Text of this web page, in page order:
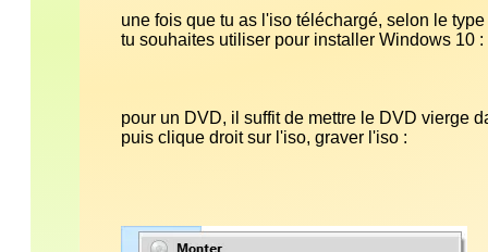
une fois que tu as l'iso téléchargé, selon le
pour un DVD, il suffit de mettre le DVD vierge
puis clique droit sur l'iso, graver l'iso :